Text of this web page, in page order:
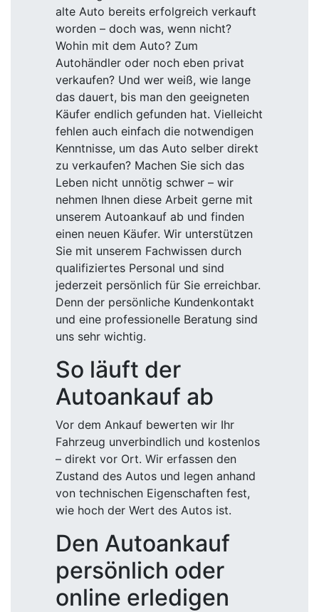
alte Auto bereits erfolgreich verkauft
worden – doch was, wenn nicht?
Wohin mit dem Auto? Zum
Autohändler oder noch eben privat
verkaufen? Und wer weiß, wie lange
das dauert, bis man den geeigneten
Käufer endlich gefunden hat. Vielleicht
fehlen auch einfach die notwendigen
Kenntnisse, um das Auto selber direkt
zu verkaufen? Machen Sie sich das
Leben nicht unnötig schwer – wir
nehmen Ihnen diese Arbeit gerne mit
unserem Autoankauf ab und finden
einen neuen Käufer. Wir unterstützen
Sie mit unserem Fachwissen durch
qualifiziertes Personal und sind
jederzeit persönlich für Sie erreichbar.
Denn der persönliche Kundenkontakt
und eine professionelle Beratung sind
uns sehr wichtig.
So läuft der
Autoankauf ab
Vor dem Ankauf bewerten wir Ihr
Fahrzeug unverbindlich und kostenlos
– direkt vor Ort. Wir erfassen den
Zustand des Autos und legen anhand
von technischen Eigenschaften fest,
wie hoch der Wert des Autos ist.
Den Autoankauf
persönlich oder
online erledigen